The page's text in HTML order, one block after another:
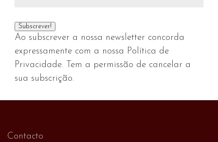
Ao subscrever a nossa newsletter concorda
expressamente com a nossa Política de
Privacidade. Tem a permissão de cancelar a
sua subscrição.
Contacto